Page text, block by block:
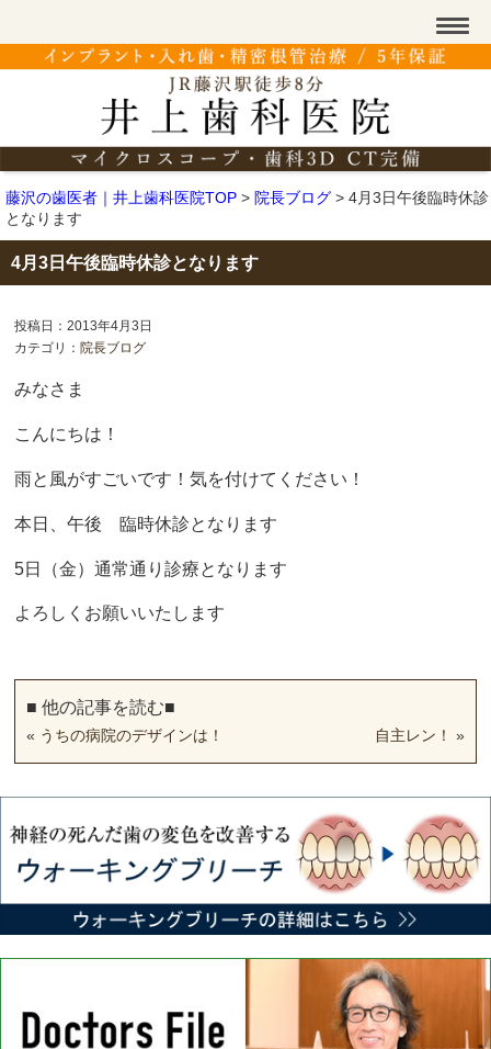
藤沢の歯医者｜井上歯科医院TOP > 院長ブログ > 4月3日午後臨時休診
となります
4月3日午後臨時休診となります
投稿日：2013年4月3日
カテゴリ： 院長ブログ
みなさま
こんにちは！
雨と風がすごいです！気を付けてください！
本日、午後 臨時休診となります
5日（金）通常通り診療となります
よろしくお願いいたします
■ 他の記事を読む■
« うちの病院のデザインは！ 自主レン！ »